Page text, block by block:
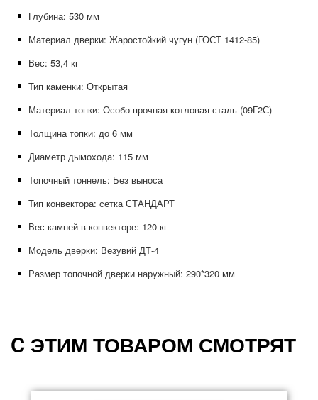
Глубина: 530 мм
Материал дверки: Жаростойкий чугун (ГОСТ 1412-85)
Вес: 53,4 кг
Тип каменки: Открытая
Материал топки: Особо прочная котловая сталь (09Г2С)
Толщина топки: до 6 мм
Диаметр дымохода: 115 мм
Топочный тоннель: Без выноса
Тип конвектора: сетка СТАНДАРТ
Вес камней в конвекторе: 120 кг
Модель дверки: Везувий ДТ-4
Размер топочной дверки наружный: 290*320 мм
C ЭТИМ ТОВАРОМ СМОТРЯТ